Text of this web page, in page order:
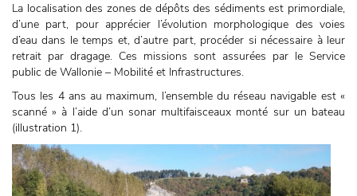
La localisation des zones de dépôts des sédiments est primordiale,
d’une part, pour apprécier l’évolution morphologique des voies
d’eau dans le temps et, d’autre part, procéder si nécessaire à leur
retrait par dragage. Ces missions sont assurées par le Service
public de Wallonie – Mobilité et Infrastructures.
Tous les 4 ans au maximum, l’ensemble du réseau navigable est «
scanné » à l’aide d’un sonar multifaisceaux monté sur un bateau
(illustration 1).